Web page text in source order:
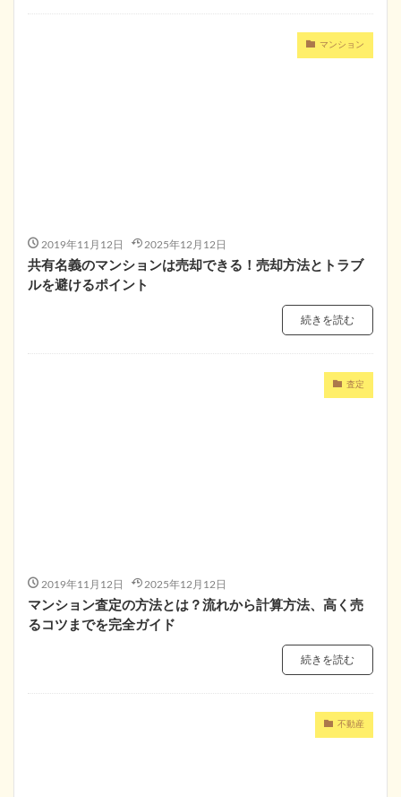
マンション
2019年11月12日 2025年12月12日
共有名義のマンションは売却できる！売却方法とトラブ
ルを避けるポイント
続きを読む
査定
2019年11月12日 2025年12月12日
マンション査定の方法とは？流れから計算方法、高く売
るコツまでを完全ガイド
続きを読む
不動産